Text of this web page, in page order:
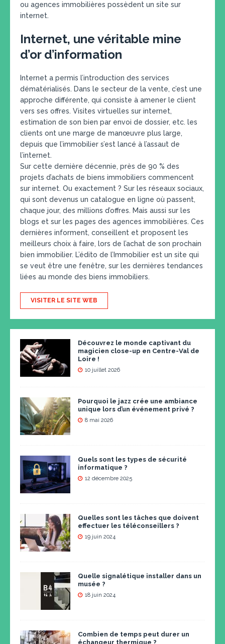
ou agences immobilières possèdent un site sur
internet.
Internet, une véritable mine
d’or d’information
Internet a permis l’introduction des services
dématérialisés. Dans le secteur de la vente, c’est une
approche différente, qui consiste à amener le client
vers ses offres. Visites virtuelles sur internet,
estimation de son bien par envoi de dossier, etc. les
clients ont une marge de manœuvre plus large,
depuis que l’immobilier s’est lancé à l’assaut de
l’internet.
Sur cette dernière décennie, près de 90 % des
projets d’achats de biens immobiliers commencent
sur internet. Ou exactement ? Sur les réseaux sociaux,
qui sont devenus un catalogue en ligne où passent,
chaque jour, des millions d’offres. Mais aussi sur les
blogs et sur les pages des agences immobilières. Ces
dernières informent, conseillent et proposent les
meilleurs choix à faire, lors de l’achat de son prochain
bien immobilier. L’édito de l’Immobilier est un site qui
se veut être une fenêtre, sur les dernières tendances
liées au monde des biens immobiliers.
VISITER LE SITE WEB
Découvrez le monde captivant du
magicien close-up en Centre-Val de
Loire !
10 juillet 2026
Pourquoi le jazz crée une ambiance
unique lors d’un événement privé ?
8 mai 2026
Quels sont les types de sécurité
informatique ?
12 décembre 2025
Quelles sont les tâches que doivent
effectuer les téléconseillers ?
19 juin 2024
Quelle signalétique installer dans un
musée ?
18 juin 2024
Combien de temps peut durer un
échangeur thermique ?